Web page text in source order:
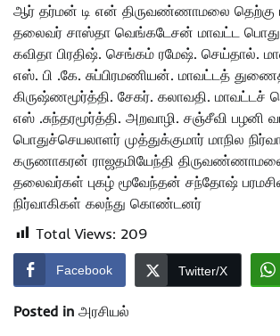
ஆர் தர்மன் டி என் திருவண்ணாமலை தெற்கு
தலைவர் சாஸ்தா வெங்கடேசன் மாவட்ட
கவிதா பிரதிஷ். செங்கம் ரமேஷ். செய்தால்.
எஸ். பி .கே. சுப்பிரமணியன். மாவட்டத்
கிருஷ்ணமூர்த்தி. சேகர். கலாவதி. மாவட்டச்
எஸ் .சுந்தரமூர்த்தி. அறவாழி. சஞ்சீவி பழனி
பொதுச்செயலாளர் முத்துக்குமார் மாநில
கருணாகரன் ராஜதமியேந்தி
தலைவர்கள் புகழ் மூவேந்தன் சந்தோஷ்
நிர்வாகிகள் கலந்து கொண்டனர்
Total Views: 209
Facebook Twitter/X
Posted in அரசியல்